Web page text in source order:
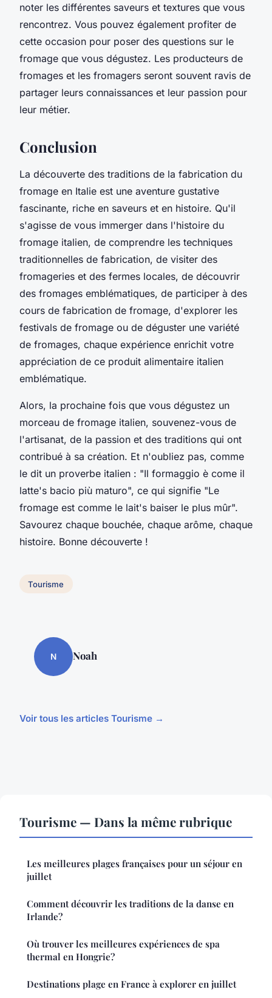
noter les différentes saveurs et textures que vous
rencontrez. Vous pouvez également profiter de
cette occasion pour poser des questions sur le
fromage que vous dégustez. Les producteurs de
fromages et les fromagers seront souvent ravis de
partager leurs connaissances et leur passion pour
leur métier.
Conclusion
La découverte des traditions de la fabrication du
fromage en Italie est une aventure gustative
fascinante, riche en saveurs et en histoire. Qu'il
s'agisse de vous immerger dans l'histoire du
fromage italien, de comprendre les techniques
traditionnelles de fabrication, de visiter des
fromageries et des fermes locales, de découvrir
des fromages emblématiques, de participer à des
cours de fabrication de fromage, d'explorer les
festivals de fromage ou de déguster une variété
de fromages, chaque expérience enrichit votre
appréciation de ce produit alimentaire italien
emblématique.
Alors, la prochaine fois que vous dégustez un
morceau de fromage italien, souvenez-vous de
l'artisanat, de la passion et des traditions qui ont
contribué à sa création. Et n'oubliez pas, comme
le dit un proverbe italien : "Il formaggio è come il
latte's bacio più maturo", ce qui signifie "Le
fromage est comme le lait's baiser le plus mûr".
Savourez chaque bouchée, chaque arôme, chaque
histoire. Bonne découverte !
Tourisme
N Noah
Voir tous les articles Tourisme →
Tourisme — Dans la même rubrique
Les meilleures plages françaises pour un séjour en
juillet
Comment découvrir les traditions de la danse en
Irlande?
Où trouver les meilleures expériences de spa
thermal en Hongrie?
Destinations plage en France à explorer en juillet